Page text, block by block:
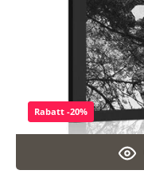
Rabatt -20%